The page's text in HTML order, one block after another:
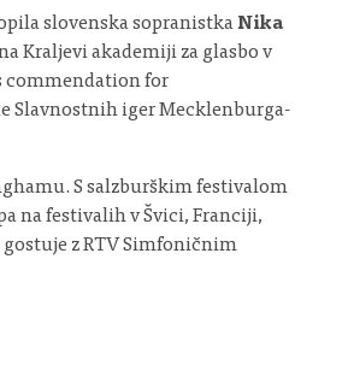
slovenska sopranistkaNika
Kraljevi akademiji za glasbo v
commendation for
Slavnostnih iger Mecklenburga-
S salzburškim festivalom
na festivalih v Švici, Franciji,
z RTV Simfoničnim